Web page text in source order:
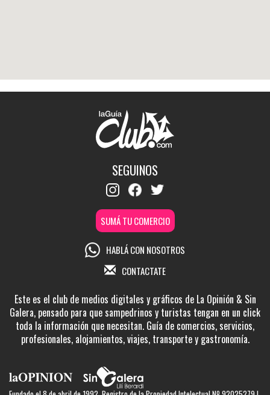
SEGUINOS
SUMÁ TU COMERCIO
HABLÁ CON NOSOTROS
CONTACTATE
Este es el club de medios digitales y gráficos de La Opinión & Sin
Galera, pensado para que sampedrinos y turistas tengan en un click
toda la información que necesitan. Guía de comercios, servicios,
profesionales, alojamientos, viajes, transporte y gastronomía.